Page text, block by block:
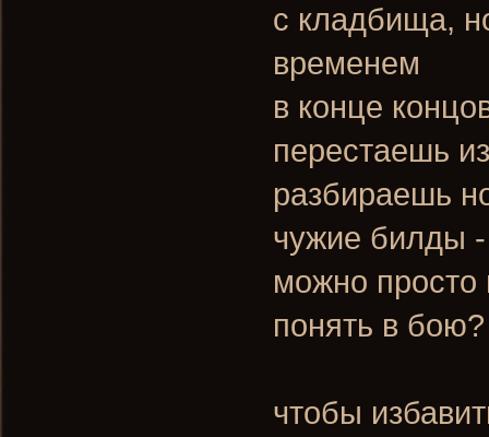
с кладбища,
временем
в конце
перестаешь
разбираешь
чужие билды -
можно просто
понять в бою?
чтобы